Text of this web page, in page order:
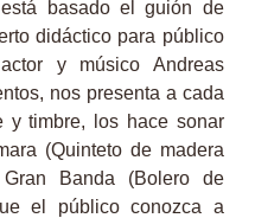
basado el guión de
didáctico para público
y músico Andreas
nos presenta a cada
y timbre, los hace sonar
(Quinteto de madera
Banda (Bolero de
el público conozca a